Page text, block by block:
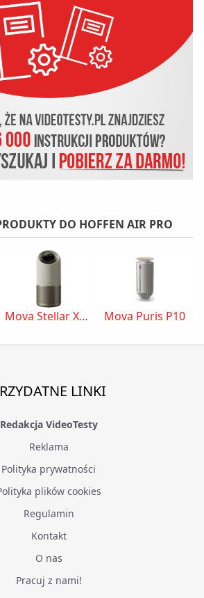
DO HOFFEN AIR PRO
Mova Stellar X10 Plus Mova Puris P10
LINKI
Redakcja VideoTesty
Reklama
Polityka prywatności
plików cookies
Regulamin
Kontakt
O nas
Pracuj z nami!